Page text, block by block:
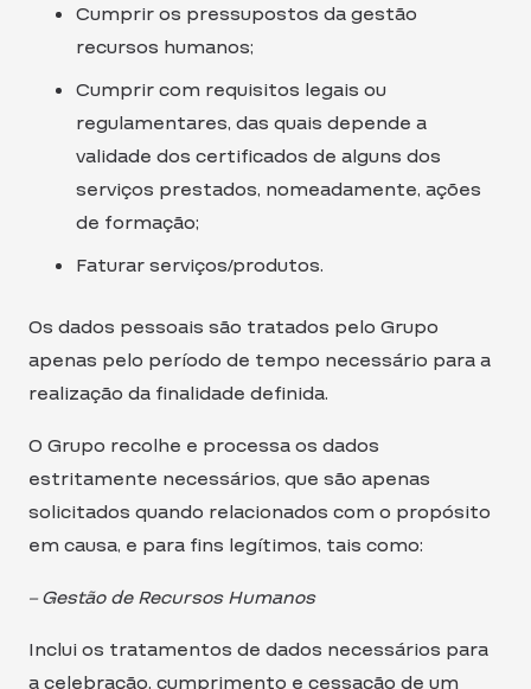
Cumprir os pressupostos da gestão
recursos humanos;
Cumprir com requisitos legais ou
regulamentares, das quais depende a
validade dos certificados de alguns dos
serviços prestados, nomeadamente, ações
de formação;
Faturar serviços/produtos.
Os dados pessoais são tratados pelo Grupo
apenas pelo período de tempo necessário para a
realização da finalidade definida.
O Grupo recolhe e processa os dados
estritamente necessários, que são apenas
solicitados quando relacionados com o propósito
em causa, e para fins legítimos, tais como:
– Gestão de Recursos Humanos
Inclui os tratamentos de dados necessários para
a celebração, cumprimento e cessação de um